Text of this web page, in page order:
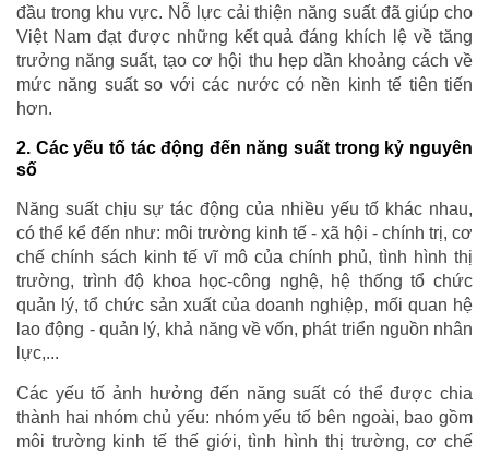
đầu trong khu vực. Nỗ lực cải thiện năng suất đã giúp cho
Việt Nam đạt được những kết quả đáng khích lệ về tăng
trưởng năng suất, tạo cơ hội thu hẹp dần khoảng cách về
mức năng suất so với các nước có nền kinh tế tiên tiến
hơn.
2. Các yếu tố tác động đến năng suất trong kỷ nguyên
số
Năng suất chịu sự tác động của nhiều yếu tố khác nhau,
có thể kể đến như: môi trường kinh tế - xã hội - chính trị, cơ
chế chính sách kinh tế vĩ mô của chính phủ, tình hình thị
trường, trình độ khoa học-công nghệ, hệ thống tổ chức
quản lý, tổ chức sản xuất của doanh nghiệp, mối quan hệ
lao động - quản lý, khả năng về vốn, phát triển nguồn nhân
lực,...
Các yếu tố ảnh hưởng đến năng suất có thể được chia
thành hai nhóm chủ yếu: nhóm yếu tố bên ngoài, bao gồm
môi trường kinh tế thế giới, tình hình thị trường, cơ chế